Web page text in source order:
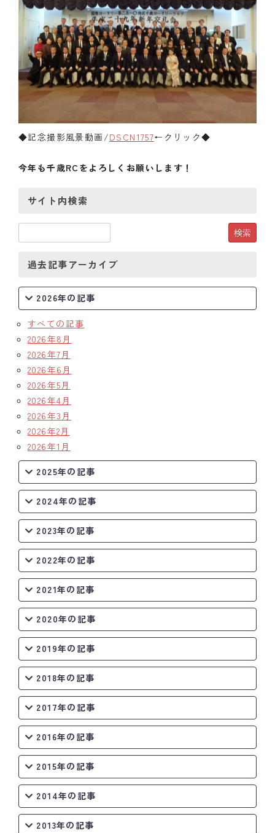
◆記念撮影風景動画/DSCN1757←クリック◆
今年も千歳RCをよろしくお願いします！
サイト内検索
過去記事アーカイブ
2026年の記事
すべての記事
2026年8月
2026年7月
2026年6月
2026年5月
2026年4月
2026年3月
2026年2月
2026年1月
2025年の記事
2024年の記事
2023年の記事
2022年の記事
2021年の記事
2020年の記事
2019年の記事
2018年の記事
2017年の記事
2016年の記事
2015年の記事
2014年の記事
2013年の記事